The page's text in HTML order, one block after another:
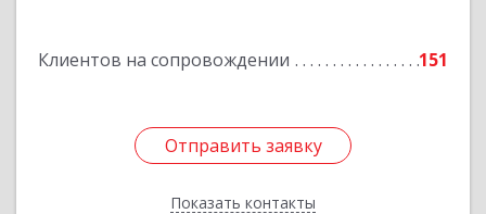
Клиентов на сопровождении 151
Отправить заявку
Показать контакты
Отправить заявку
Назад